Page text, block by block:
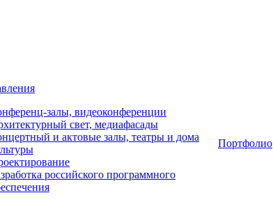
залы, видеоконференции
свет, медиафасады
и актовые залы, театры и дома
российского программного
Портфолио